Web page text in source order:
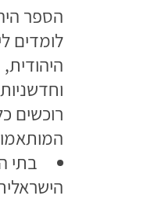
הספר
לומדים
היהודית,
רוכשים
בתי